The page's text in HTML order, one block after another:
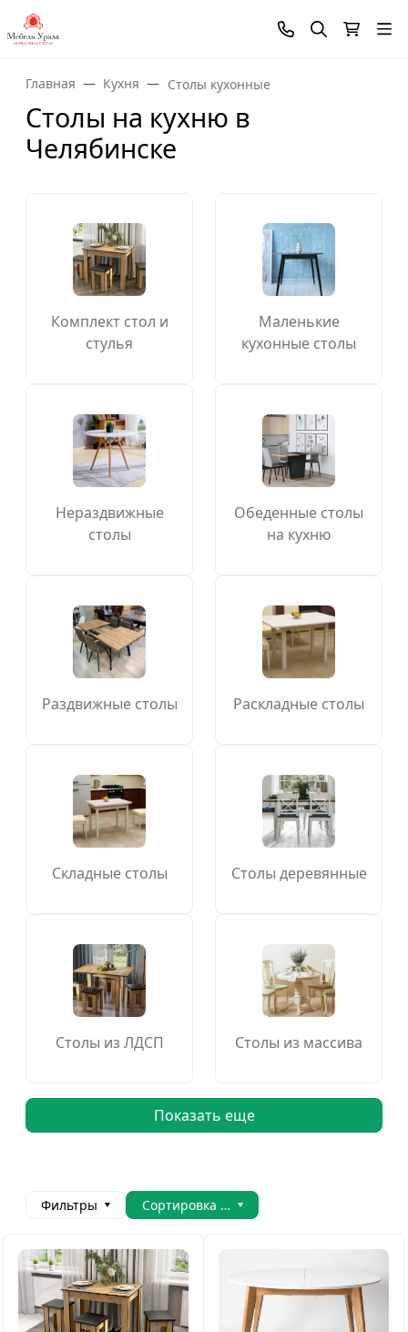
Главная Кухня Столы кухонные
Столы на кухню в
Челябинске
Комплект стол и
стулья
Маленькие
кухонные столы
Нераздвижные
столы
Обеденные столы
на кухню
Раздвижные столы Раскладные столы
Складные столы Столы деревянные
Столы из ЛДСП Столы из массива
Показать еще
Фильтры Сортировка товаров